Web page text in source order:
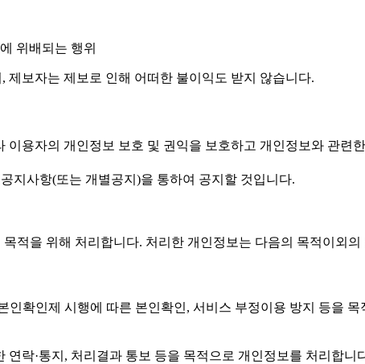
위배되는 행위
보자는 제보로 인해 어떠한 불이익도 받지 않습니다.
이용자의 개인정보 보호 및 권익을 보호하고 개인정보와 관련
지사항(또는 개별공지)을 통하여 공지할 것입니다.
적을 위해 처리합니다. 처리한 개인정보는 다음의 목적이외
인확인제 시행에 따른 본인확인, 서비스 부정이용 방지 등을
락·통지, 처리결과 통보 등을 목적으로 개인정보를 처리합니